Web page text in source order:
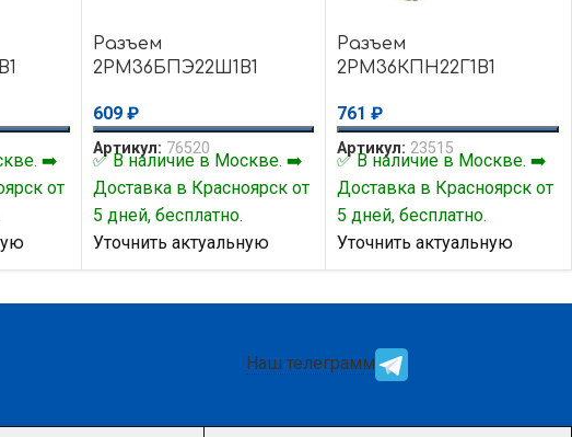
➡️
от
Вы
Разъем
2РМ36БПЭ22Ш1В1
609 ₽
Артикул: 76520
✅ В наличие в Москве. ➡️
Доставка в Красноярск от
5 дней, бесплатно.
Уточнить актуальную
цену и наличие товара Вы
Разъем
2РМ36КПН22Г1В1
761₽
Артикул: 23515
✅ В наличие в Москве. ➡️
Доставка в Красноярск от
5 дней, бесплатно.
Уточнить актуальную
цену и наличие товара Вы
Наш телеграмм